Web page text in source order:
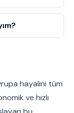
hayalini tüm
ve hızlı